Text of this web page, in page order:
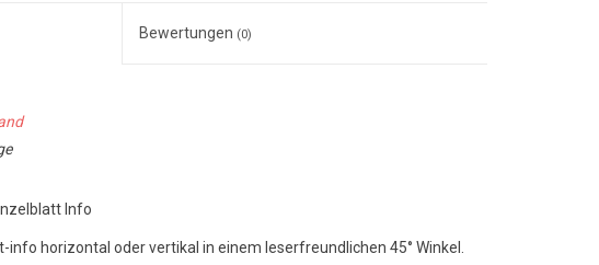
Bewertungen (0)
Info
horizontal oder vertikal in einem leserfreundlichen 45° Winkel.